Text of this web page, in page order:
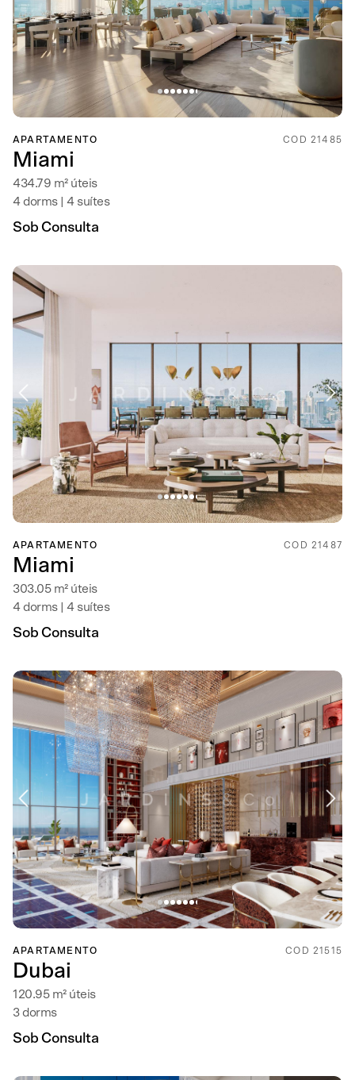
APARTAMENTO COD 21485
Miami
434.79 m² úteis
4 dorms | 4 suítes
Sob Consulta
APARTAMENTO COD 21487
Miami
303.05 m² úteis
4 dorms | 4 suítes
Sob Consulta
APARTAMENTO COD 21515
Dubai
120.95 m² úteis
3 dorms
Sob Consulta